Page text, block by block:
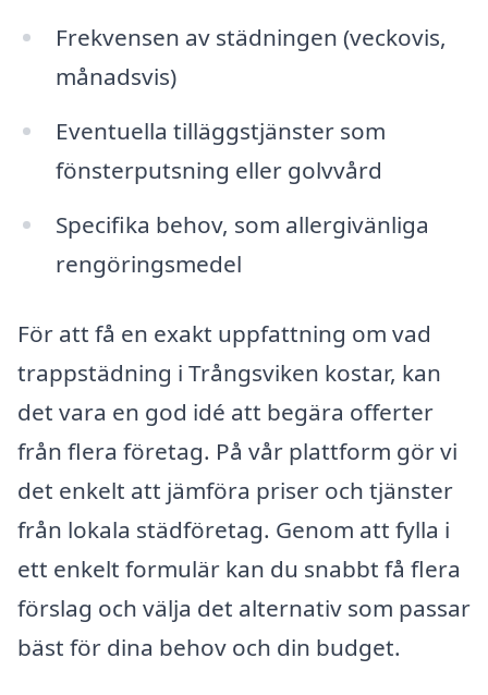
Frekvensen av städningen (veckovis,
månadsvis)
Eventuella tilläggstjänster som
fönsterputsning eller golvvård
Specifika behov, som allergivänliga
rengöringsmedel
För att få en exakt uppfattning om vad
trappstädning i Trångsviken kostar, kan
det vara en god idé att begära offerter
från flera företag. På vår plattform gör vi
det enkelt att jämföra priser och tjänster
från lokala städföretag. Genom att fylla i
ett enkelt formulär kan du snabbt få flera
förslag och välja det alternativ som passar
bäst för dina behov och din budget.